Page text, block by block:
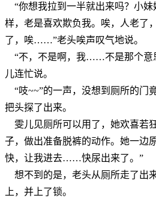
“你想我拉到一半就出来吗？小妹
样，老是喜欢欺负我。唉，人老了
了，唉……”老头唉声叹气地说。
“不，不是啊，我……不是那个意
儿连忙说。
“吱~~”的一声，没想到厕所的门
把头探了出来。
雯儿见厕所可以用了，她欢喜若
子，做出准备脱裤的动作。她一边
快，让我进去……快尿出来了。”
想不到的是，老头从厕所走了出
上，并上了锁。